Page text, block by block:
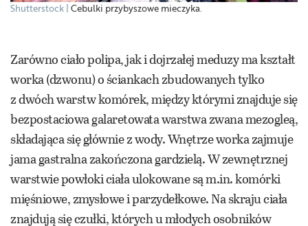
Shutterstock Cebulki przybyszowe mieczyka.
Zarówno ciało polipa, jak i dojrzałej meduzy ma kształt
worka (dzwonu) o ściankach zbudowanych tylko
z dwóch warstw komórek, między którymi znajduje się
bezpostaciowa galaretowata warstwa zwana mezogleą,
składająca się głównie z wody. Wnętrze worka zajmuje
jama gastralna zakończona gardzielą. W zewnętrznej
warstwie powłoki ciała ulokowane są m.in. komórki
mięśniowe, zmysłowe i parzydełkowe. Na skraju ciała
znajdują się czułki, których u młodych osobników